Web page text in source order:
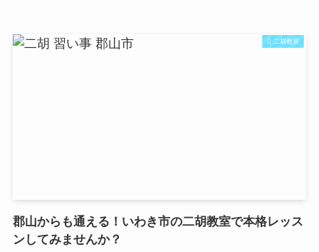
二胡教室
郡山からも通える！いわき市の二胡教室で本格レッス
ンしてみませんか？